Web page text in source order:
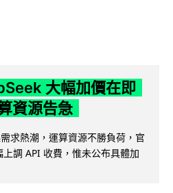
大幅加價在即
資源告急
求熱潮，運算資源不勝負荷，官
調 API 收費，惟未公布具體加